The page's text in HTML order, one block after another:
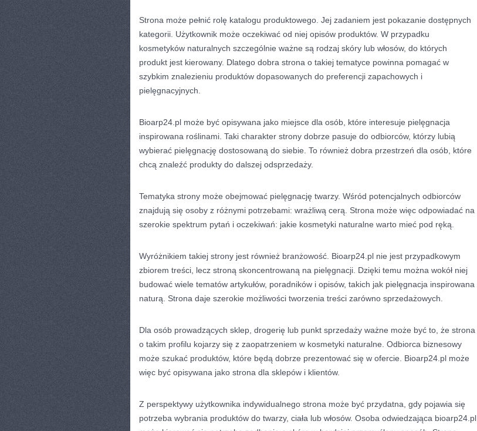
Strona może pełnić rolę katalogu produktowego. Jej zadaniem jest pokazanie dostępnych
kategorii. Użytkownik może oczekiwać od niej opisów produktów. W przypadku
kosmetyków naturalnych szczególnie ważne są rodzaj skóry lub włosów, do których
produkt jest kierowany. Dlatego dobra strona o takiej tematyce powinna pomagać w
szybkim znalezieniu produktów dopasowanych do preferencji zapachowych i
pielęgnacyjnych.
Bioarp24.pl może być opisywana jako miejsce dla osób, które interesuje pielęgnacja
inspirowana roślinami. Taki charakter strony dobrze pasuje do odbiorców, którzy lubią
wybierać pielęgnację dostosowaną do siebie. To również dobra przestrzeń dla osób, które
chcą znaleźć produkty do dalszej odsprzedaży.
Tematyka strony może obejmować pielęgnację twarzy. Wśród potencjalnych odbiorców
znajdują się osoby z różnymi potrzebami: wrażliwą cerą. Strona może więc odpowiadać na
szerokie spektrum pytań i oczekiwań: jakie kosmetyki naturalne warto mieć pod ręką.
Wyróżnikiem takiej strony jest również branżowość. Bioarp24.pl nie jest przypadkowym
zbiorem treści, lecz stroną skoncentrowaną na pielęgnacji. Dzięki temu można wokół niej
budować wiele tematów artykułów, poradników i opisów, takich jak pielęgnacja inspirowana
naturą. Strona daje szerokie możliwości tworzenia treści zarówno sprzedażowych.
Dla osób prowadzących sklep, drogerię lub punkt sprzedaży ważne może być to, że strona
o takim profilu kojarzy się z zaopatrzeniem w kosmetyki naturalne. Odbiorca biznesowy
może szukać produktów, które będą dobrze prezentować się w ofercie. Bioarp24.pl może
więc być opisywana jako strona dla sklepów i klientów.
Z perspektywy użytkownika indywidualnego strona może być przydatna, gdy pojawia się
potrzeba wybrania produktów do twarzy, ciała lub włosów. Osoba odwiedzająca bioarp24.pl